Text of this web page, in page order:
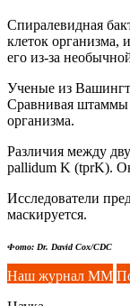
Спиралевидная
клеток организма,
его из-за
Ученые из
Сравнивая штаммы
организма.
Различия между
pallidum K (tprK).
Исследователи
маскируется.
Фото: Dr. David Cox/CDC
Наш журнал ММ